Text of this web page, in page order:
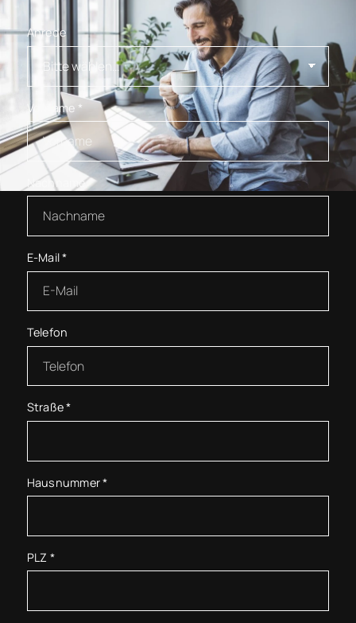
Anrede
Vorname *
Nachname*
E-Mail*
Telefon
Straße*
Hausnummer*
PLZ *